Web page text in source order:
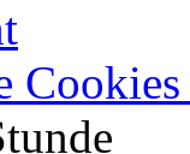
Cookies